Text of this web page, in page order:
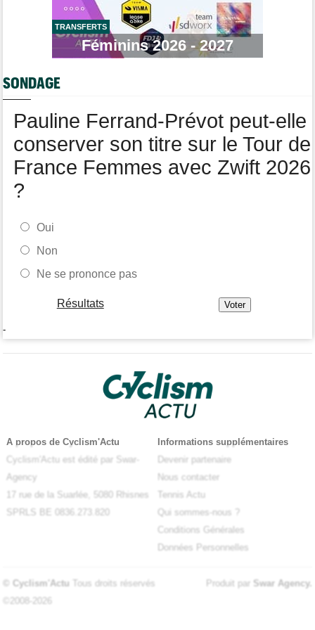
Tour de Pologne
Jan Christen : "J'aurais aussi pu gagner au sprint..."
Transfert
Lotto-Intermarché va faire passer pro trois jeunes de sa
formation
Tour de France Femmes
TRANSFERTS
Féminins 2026 - 2027
SONDAGE
Pauline Ferrand-Prévot peut-elle
conserver son titre sur le Tour de
France Femmes avec Zwift 2026
?
Oui
Non
Ne se prononce pas
Résultats
-
A propos de Cyclism'Actu
Cyclism'Actu est édité par Swar-
Agency
17 rue de la Suarlée, 5080 Rhisnes
SPRLS BE 0836.273.820
Informations supplémentaires
Devenir partenaire
Nous contacter
Tennis Actu
Qui sommes-nous ?
Conditions Générales
Données Personnelles
© Cyclism'Actu Tous droits réservés
©2008-2026
Produit par Swar Agency.